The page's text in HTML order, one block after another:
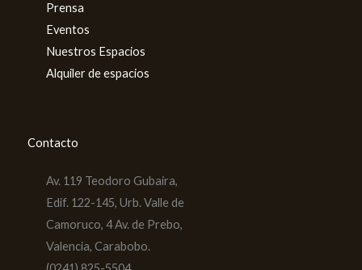
Prensa
Eventos
Nuestros Espacios
Alquiler de espacios
Contacto
Av. 119 Teodoro Gubaira,
Edif. 122-145, Urb. Valle de
Camoruco, 4 Av. de Prebo,
Valencia, Carabobo.